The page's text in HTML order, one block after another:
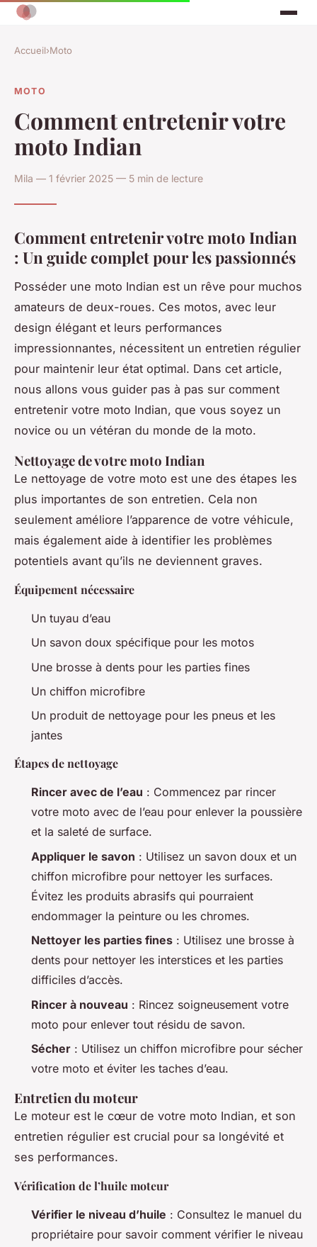
Accueil›Moto
MOTO
Comment entretenir votre
moto Indian
Mila — 1 février 2025 — 5 min de lecture
Comment entretenir votre moto Indian
: Un guide complet pour les passionnés
Posséder une moto Indian est un rêve pour muchos
amateurs de deux-roues. Ces motos, avec leur
design élégant et leurs performances
impressionnantes, nécessitent un entretien régulier
pour maintenir leur état optimal. Dans cet article,
nous allons vous guider pas à pas sur comment
entretenir votre moto Indian, que vous soyez un
novice ou un vétéran du monde de la moto.
Nettoyage de votre moto Indian
Le nettoyage de votre moto est une des étapes les
plus importantes de son entretien. Cela non
seulement améliore l’apparence de votre véhicule,
mais également aide à identifier les problèmes
potentiels avant qu’ils ne deviennent graves.
Équipement nécessaire
Un tuyau d’eau
Un savon doux spécifique pour les motos
Une brosse à dents pour les parties fines
Un chiffon microfibre
Un produit de nettoyage pour les pneus et les
jantes
Étapes de nettoyage
Rincer avec de l’eau : Commencez par rincer
votre moto avec de l’eau pour enlever la poussière
et la saleté de surface.
Appliquer le savon : Utilisez un savon doux et un
chiffon microfibre pour nettoyer les surfaces.
Évitez les produits abrasifs qui pourraient
endommager la peinture ou les chromes.
Nettoyer les parties fines : Utilisez une brosse à
dents pour nettoyer les interstices et les parties
difficiles d’accès.
Rincer à nouveau : Rincez soigneusement votre
moto pour enlever tout résidu de savon.
Sécher : Utilisez un chiffon microfibre pour sécher
votre moto et éviter les taches d’eau.
Entretien du moteur
Le moteur est le cœur de votre moto Indian, et son
entretien régulier est crucial pour sa longévité et
ses performances.
Vérification de l’huile moteur
Vérifier le niveau d’huile : Consultez le manuel du
propriétaire pour savoir comment vérifier le niveau